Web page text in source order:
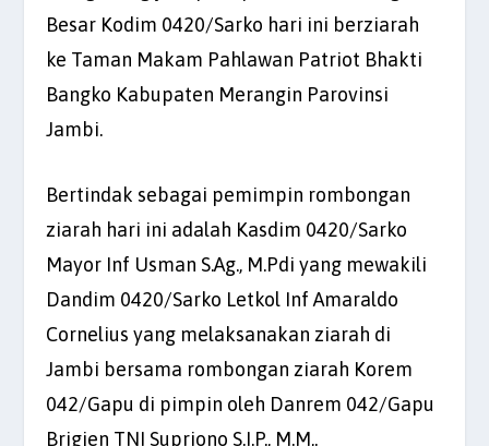
Besar Kodim 0420/Sarko hari ini berziarah
ke Taman Makam Pahlawan Patriot Bhakti
Bangko Kabupaten Merangin Parovinsi
Jambi.
Bertindak sebagai pemimpin rombongan
ziarah hari ini adalah Kasdim 0420/Sarko
Mayor Inf Usman S.Ag., M.Pdi yang mewakili
Dandim 0420/Sarko Letkol Inf Amaraldo
Cornelius yang melaksanakan ziarah di
Jambi bersama rombongan ziarah Korem
042/Gapu di pimpin oleh Danrem 042/Gapu
Brigjen TNI Supriono S.I.P., M.M,.